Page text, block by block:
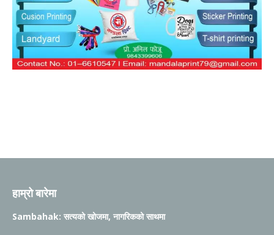
हाम्रो बारेमा
Sambahak: सत्यको खोजमा, नागरिकको साथमा